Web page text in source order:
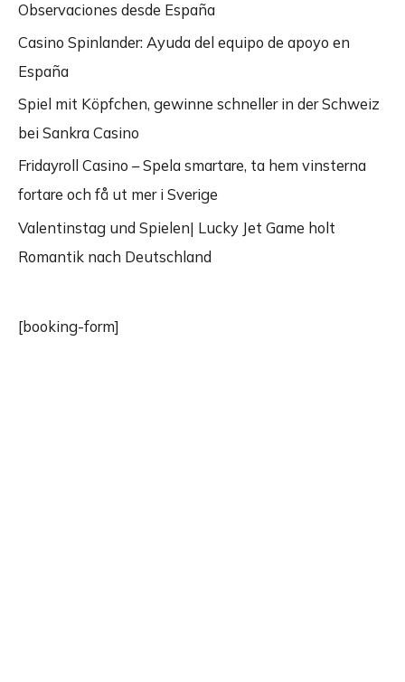
Observaciones desde España
Casino Spinlander: Ayuda del equipo de apoyo en
España
Spiel mit Köpfchen, gewinne schneller in der Schweiz
bei Sankra Casino
Fridayroll Casino – Spela smartare, ta hem vinsterna
fortare och få ut mer i Sverige
Valentinstag und Spielen| Lucky Jet Game holt
Romantik nach Deutschland
[booking-form]